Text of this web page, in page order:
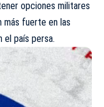
opciones militares
más fuerte en las
el país persa.